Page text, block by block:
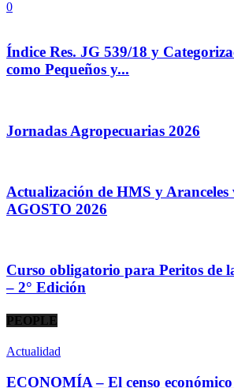
0
Índice Res. JG 539/18 y
como Pequeños y...
Jornadas Agropecuarias 2026
Actualización de HMS y Aranceles
AGOSTO 2026
Curso obligatorio para Peritos de
– 2° Edición
PEOPLE
Actualidad
ECONOMÍA – El censo